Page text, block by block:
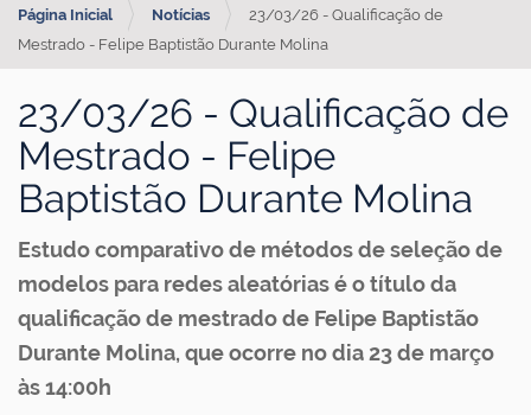
Página Inicial Notícias
23/03/26 - Qualificação de
Mestrado - Felipe Baptistão Durante Molina
23/03/26 - Qualificação de
Mestrado - Felipe
Baptistão Durante Molina
Estudo comparativo de métodos de seleção de
modelos para redes aleatórias é o título da
qualificação de mestrado de Felipe Baptistão
Durante Molina, que ocorre no dia 23 de março
às 14:00h